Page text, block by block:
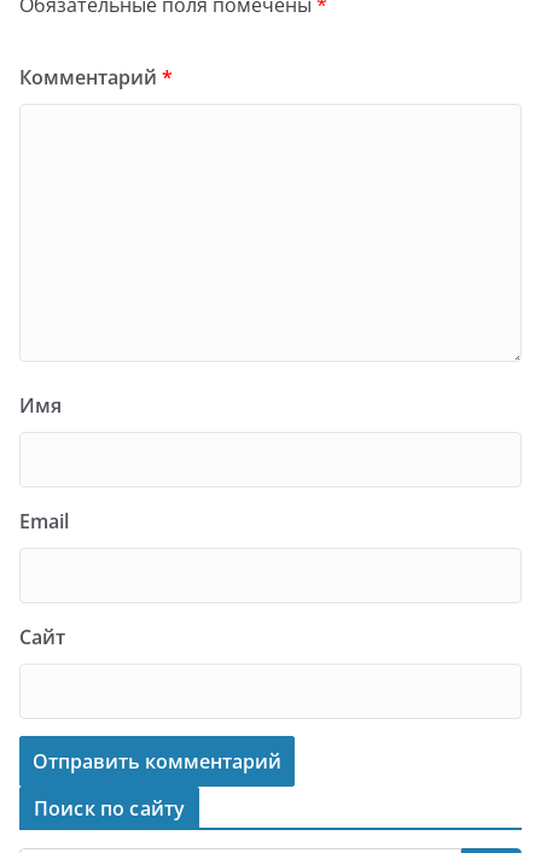
Комментарий *
Имя
Email
Сайт
Поиск по сайту